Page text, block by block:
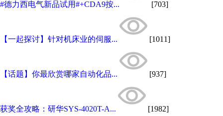
#德力西电气新品试用#+CDA9按... [703]
【一起探讨】针对机床业的伺服... [1011]
【话题】你最欣赏哪家自动化品... [937]
获奖全攻略：研华SYS-4020T-A... [1982]